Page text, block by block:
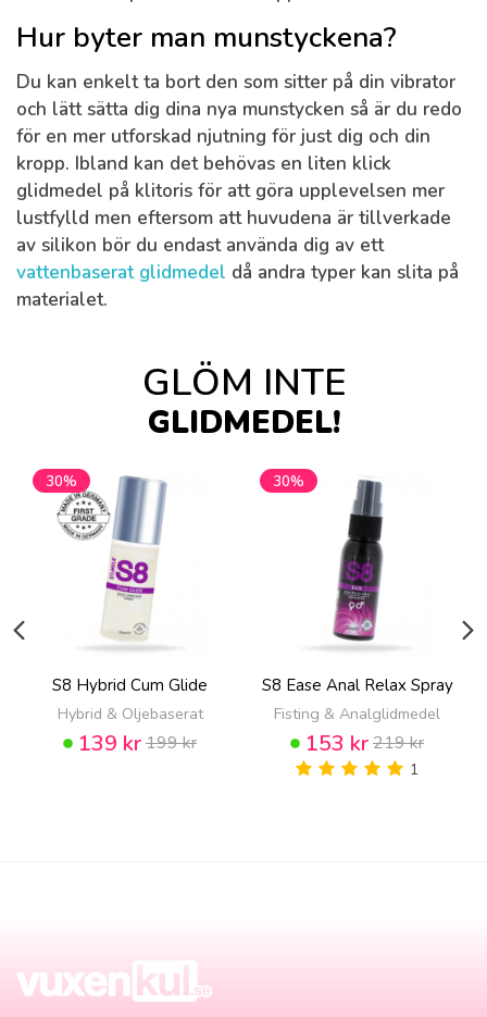
Hur byter man munstyckena?
Du kan enkelt ta bort den som sitter på din vibrator
och lätt sätta dig dina nya munstycken så är du redo
för en mer utforskad njutning för just dig och din
kropp. Ibland kan det behövas en liten klick
glidmedel på klitoris för att göra upplevelsen mer
lustfylld men eftersom att huvudena är tillverkade
av silikon bör du endast använda dig av ett
vattenbaserat glidmedel då andra typer kan slita på
materialet.
GLÖM INTE
GLIDMEDEL!
30%
S8 Hybrid Cum Glide
Hybrid & Oljebaserat
139 kr199 kr
30%
S8 Ease Anal Relax Spray
Fisting & Analglidmedel
153 kr219 kr
1